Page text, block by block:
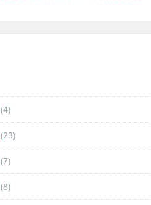
(4)
(23)
(7)
(8)